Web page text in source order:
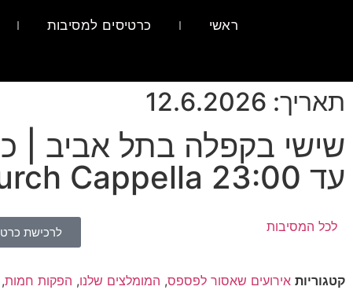
ראשי כרטיסים למסיבות
תאריך: 12.6.2026
שישי בקפלה בתל אביב |
עד 23:00 Friday Church Cappella
לכל המסיבות לרכישת
קטגוריות אירועים שאסור לפספס, המומלצים שלנו, הפקות חמות,